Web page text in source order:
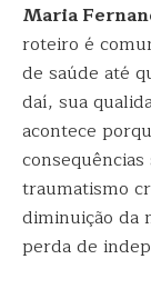
Maria
roteiro é
de saúde até
daí, sua
acontece
traumatismo
diminuição da
perda de